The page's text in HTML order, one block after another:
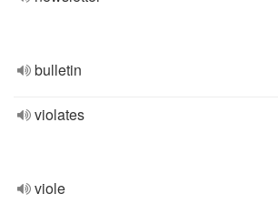
bulletin
violates
viole